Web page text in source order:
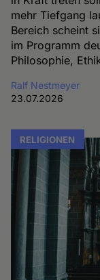
mehr Tiefgang
Bereich scheint
im Programm
Philosophie,
Ralf Nestmeyer
23.07.2026
RELIGIONEN